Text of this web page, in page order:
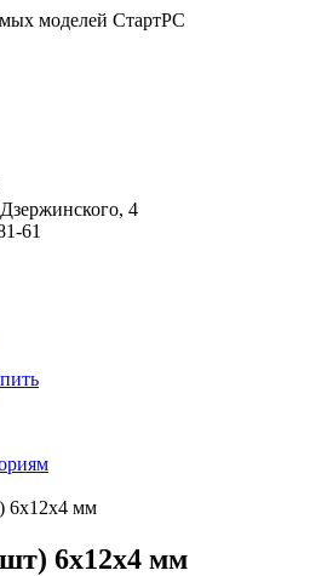
моделей СтартРС
4
61
6х12х4 мм
6х12х4 мм